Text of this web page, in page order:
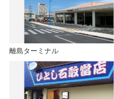
離島ターミナル